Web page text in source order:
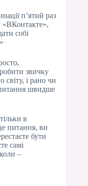
п’ятий раз
«ВКонтакте»,
собі
звичку
і рано чи
швидше
в
питання, ви
бути
самі
–